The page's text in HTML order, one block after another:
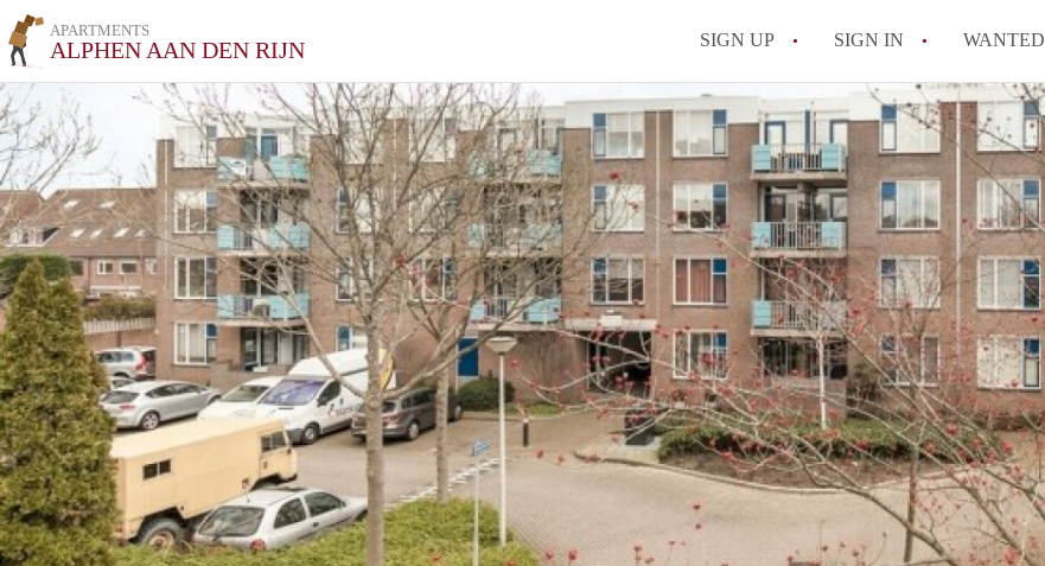
APARTMENTS
ALPHEN AAN DEN RIJN SIGN UP SIGN IN WANTED